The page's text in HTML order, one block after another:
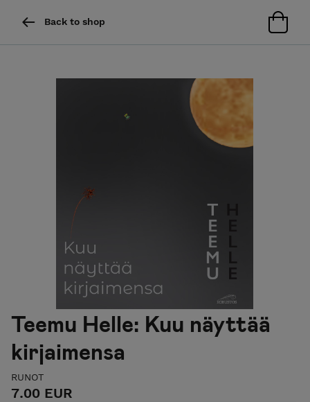
Back to shop
Teemu Helle: Kuu näyttää
kirjaimensa
RUNOT
7.00 EUR